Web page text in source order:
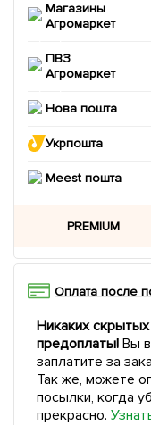
Магазины
Агромаркет
ПВЗ
Агромаркет
Нова пошта
Укрпошта
Meest пошта
PREMIUM
Оплата после
Никаких
предоплаты!Вы
заплатите за
Так же, можете
посылки, когда
прекрасно.